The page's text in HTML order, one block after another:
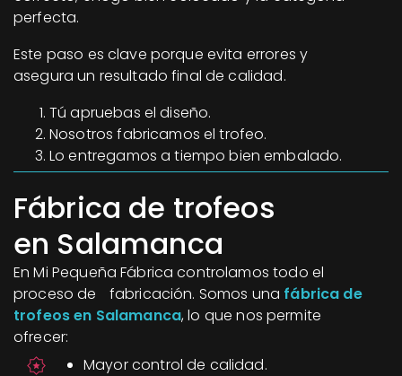
perfecta.
Este paso es clave porque evita errores y
asegura un resultado final de calidad.
Tú apruebas el diseño.
Nosotros fabricamos el trofeo.
Lo entregamos a tiempo bien embalado.
Fábrica de trofeos
en Salamanca
En Mi Pequeña Fábrica controlamos todo el
proceso de fabricación. Somos una fábrica de
trofeos en Salamanca, lo que nos permite
ofrecer:
Mayor control de calidad.